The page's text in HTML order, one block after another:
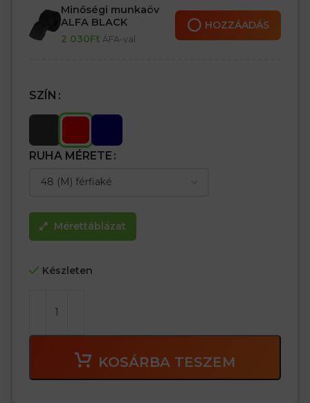
– Keresztszemes csíkok
Minőségi munkaöv
ALFA BLACK
2 030Ft ÁFA-val
HOZZÁADÁS
SZÍN
RUHA MÉRETE
Mérettáblázat
Készleten
KOSÁRBA TESZEM